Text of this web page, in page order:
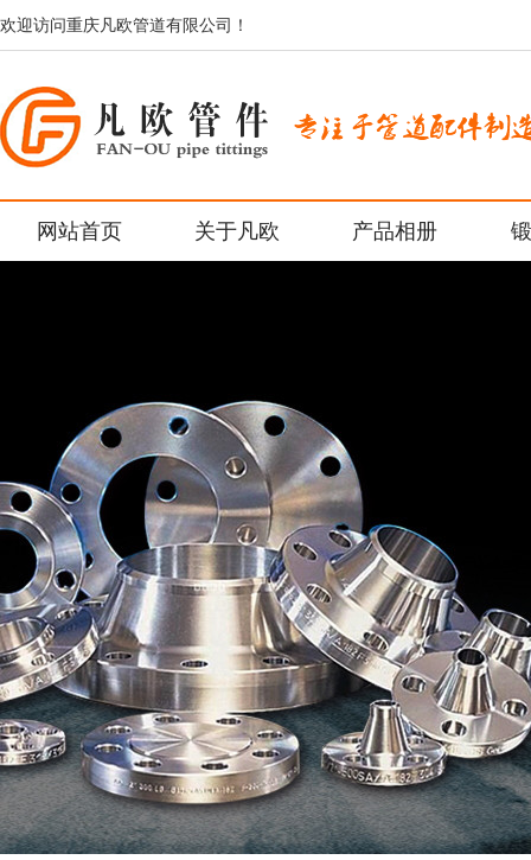
欢迎访问重庆凡欧管道有限公司！
网站首页 关于凡欧 产品相册